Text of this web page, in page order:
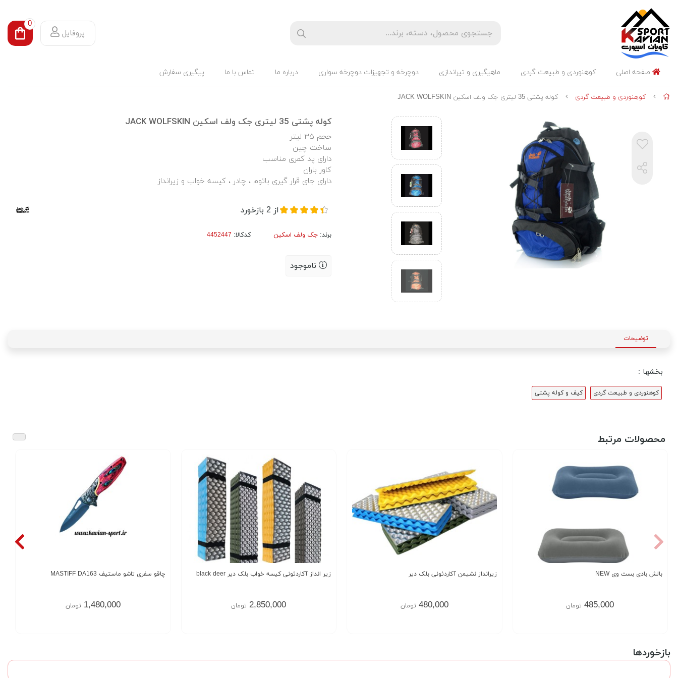
پروفایل
0
صفحه اصلی کوهنوردی و طبیعت گردی ماهیگیری و تیراندازی دوچرخه و تجهیزات دوچرخه سواری درباره ما تماس با ما پیگیری سفارش
کوهنوردی و طبیعت گردی کوله پشتی 35 لیتری جک ولف اسکین JACK WOLFSKIN
کوله پشتی 35 لیتری جک ولف اسکین JACK WOLFSKIN
حجم ۳۵ لیتر
ساخت چین
دارای پد کمری مناسب
کاور باران
دارای جای قرار گیری باتوم ، چادر ، کیسه خواب و زیرانداز
از 2 بازخورد
برند: جک ولف اسکین کدکالا:
ناموجود
توضیحات
بخشها :
کوهنوردی و طبیعت گردی کیف و کوله پشتی
محصولات مرتبط
بالش بادی بست وی NEW
485,000 تومان
زیرانداز نشیمن آکاردئونی بلک دیر
480,000 تومان
زیر انداز آکاردئونی کیسه خواب بلک دیر black deer
2,850,000 تومان
چاقو سفری تاشو ماستیف MASTIFF DA163
1,480,000 تومان
بازخوردها